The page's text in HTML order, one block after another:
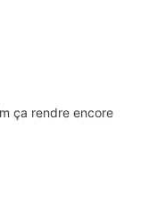
ça rendre encore